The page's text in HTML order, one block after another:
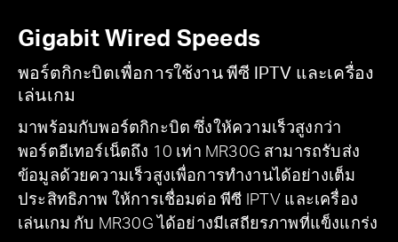
Gigabit Wired Speeds
พอร์ตกิกะบิตเพื่อการใช้งาน พีซี IPTV และเครื่อง
เล่นเกม
มาพร้อมกับพอร์ตกิกะบิต ซึ่งให้ความเร็วสูงกว่า
พอร์ตอีเทอร์เน็ตถึง 10 เท่า MR30G สามารถรับส่ง
ข้อมูลด้วยความเร็วสูงเพื่อการทำงานได้อย่างเต็ม
ประสิทธิภาพ ให้การเชื่อมต่อ พีซี IPTV และเครื่อง
เล่นเกม กับ MR30G ได้อย่างมีเสถียรภาพที่แข็งแกร่ง